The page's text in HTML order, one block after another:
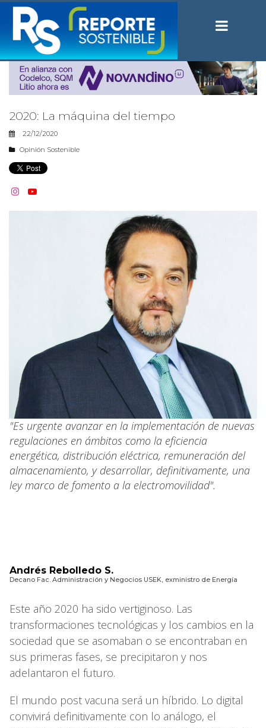
2020: La máquina del tiempo
22/12/2020
Opinión Sostenible
 
"Es urgente avanzar en la implementación de nuevas
regulaciones en ámbitos como la eficiencia
energética, distribución eléctrica, remuneración del
almacenamiento, y desarrollar, definitivamente, una
ley marco de fomento a la electromovilidad".
Andrés Rebolledo S.
Decano Fac. Administración y Negocios USEK, exministro de Energía
Este año 2020 ha sido vertiginoso. Las
transformaciones tecnológicas y los cambios en la
sociedad que se asomaban o se encontraban en
sus primeras fases, se precipitaron y nos
adelantaron el futuro.
El mundo post vacuna será un híbrido. Lo digital
convivirá definitivamente con lo análogo, el